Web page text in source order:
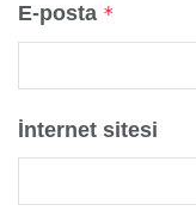
E-posta *
İnternet sitesi